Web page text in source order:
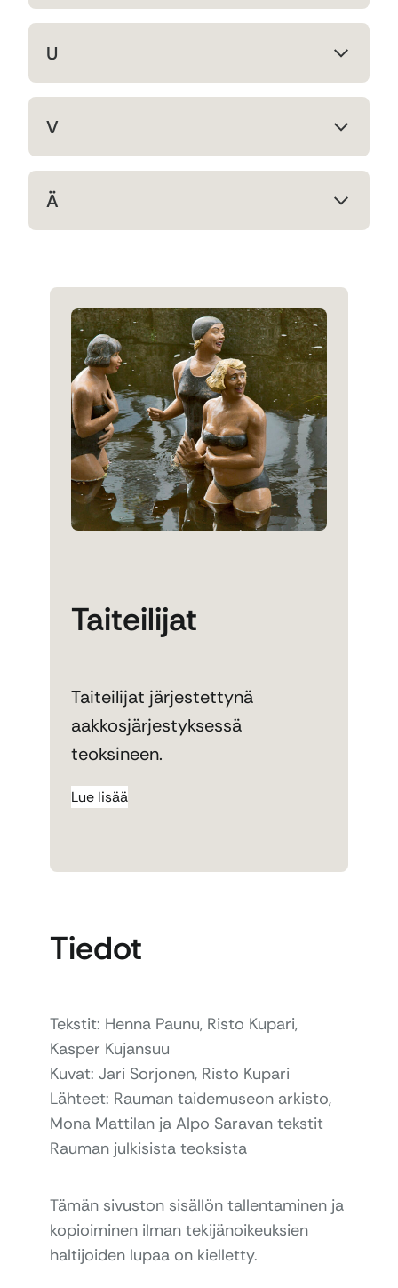
U
V
Ä
Taiteilijat
Taiteilijat järjestettynä
aakkosjärjestyksessä
teoksineen.
Lue lisää
Tiedot
Tekstit: Henna Paunu, Risto Kupari,
Kasper Kujansuu
Kuvat: Jari Sorjonen, Risto Kupari
Lähteet: Rauman taidemuseon arkisto,
Mona Mattilan ja Alpo Saravan tekstit
Rauman julkisista teoksista
Tämän sivuston sisällön tallentaminen ja
kopioiminen ilman tekijänoikeuksien
haltijoiden lupaa on kielletty.